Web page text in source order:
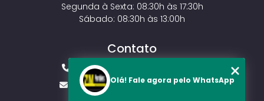
Segunda à Sexta: 08:30h às 17:30h
Sábado: 08:30h às 13:00h
Contato
(11) 2143-4826
vendas.zmportoes@gmail.com
Olá! Fale agora pelo WhatsApp